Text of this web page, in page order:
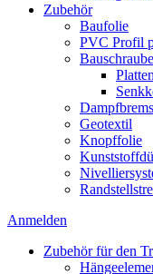
Zubehör
Baufolie
PVC Profil
Geotextil
Knopffolie
Anmelden
Zubehör für den